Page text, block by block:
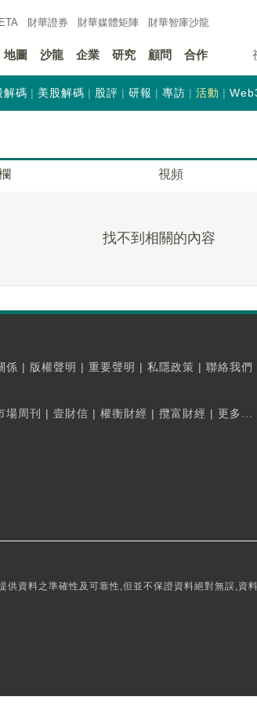
財華證券 財華媒體矩陣 財華智庫沙龍
地圖 沙龍 企業 研究 顧問 合作
解碼 美股解碼 股評 研報 專訪 活動
視頻
找不到相關的內容
係 | 版權聲明 | 重要聲明 | 私隱政策 | 聯絡我們
場周刊 | 壹財信 | 權衡財經 | 攬富財經 | 更多...
資料之準確性及可靠性,但並不保證資料絕對無誤,資